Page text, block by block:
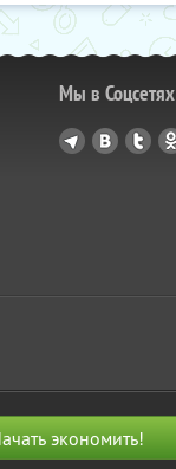
Мы в Соцсетях